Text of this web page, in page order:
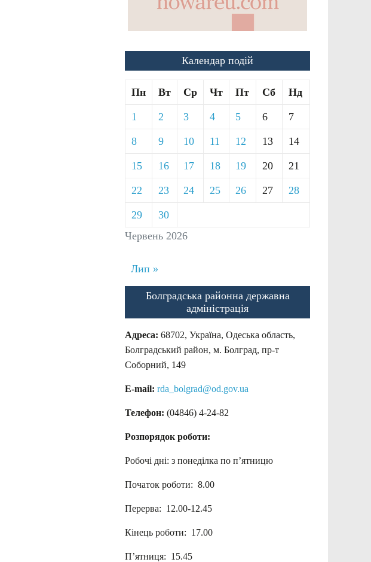
Календар подій
Червень 2026
Пн Вт Ср Чт Пт Сб Нд
1 2 3 4 5 6 7
8 9 10 11 12 13 14
15 16 17 18 19 20 21
22 23 24 25 26 27 28
29 30
Лип »
Болградська районна державна
адміністрація
Адреса: 68702, Україна, Одеська область,
Болградський район, м. Болград, пр-т
Соборний, 149
E-mail: rda_bolgrad@od.gov.ua
Телефон: (04846) 4-24-82
Розпорядок роботи:
Робочі дні: з понеділка по п’ятницю
Початок роботи: 8.00
Перерва: 12.00-12.45
Кінець роботи: 17.00
П’ятниця: 15.45